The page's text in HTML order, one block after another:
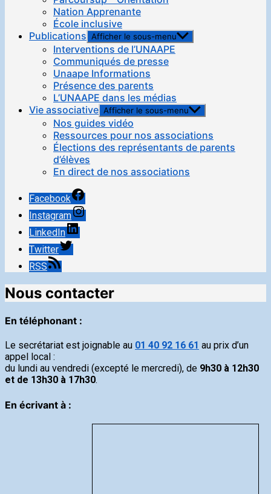
Nation Apprenante
École inclusive
Publications Afficher le sous-menu
Interventions de l’UNAAPE
Communiqués de presse
Unaape Informations
Présence des parents
L’UNAAPE dans les médias
Vie associative Afficher le sous-menu
Nos guides vidéo
Ressources pour nos associations
Élections des représentants de parents
d’élèves
En direct de nos associations
Facebook
Instagram
LinkedIn
Twitter
RSS
Nous contacter
En téléphonant :
Le secrétariat est joignable au 01 40 92 16 61 au prix d’un
appel local :
du lundi au vendredi (excepté le mercredi), de 9h30 à 12h30
et de 13h30 à 17h30.
En écrivant à :